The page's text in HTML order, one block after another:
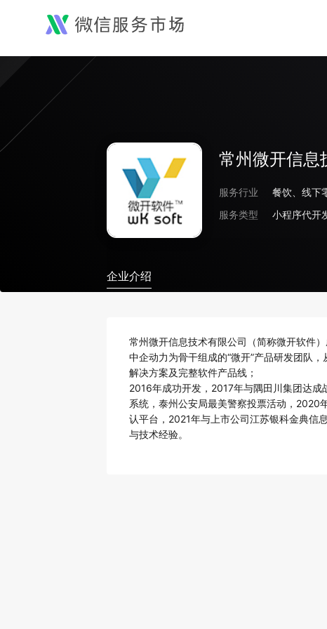
常州微开信息
服务行业
服务类型
小程序代开
企业介绍
常州微开信息技术有限公司（简称微开软件
中企动力为骨干组成的“微开”产品研发团队
解决方案及完整软件产品线；
2016年成功开发，2017年与隅田川集团达
系统，泰州公安局最美警察投票活动，2020
认平台，2021年与上市公司江苏银科金典信
与技术经验。